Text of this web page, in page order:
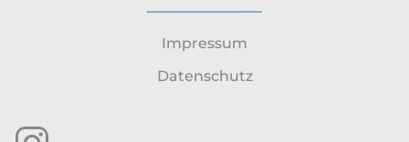
Impressum
Datenschutz